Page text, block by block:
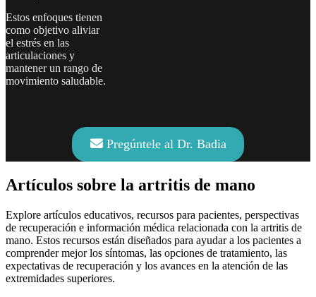
Estos enfoques tienen
como objetivo aliviar
el estrés en las
articulaciones y
mantener un rango de
movimiento saludable.
Pregúntele al Dr. Badia
Artículos sobre la artritis de mano
Explore artículos educativos, recursos para pacientes, perspectivas
de recuperación e información médica relacionada con la artritis de
mano. Estos recursos están diseñados para ayudar a los pacientes a
comprender mejor los síntomas, las opciones de tratamiento, las
expectativas de recuperación y los avances en la atención de las
extremidades superiores.